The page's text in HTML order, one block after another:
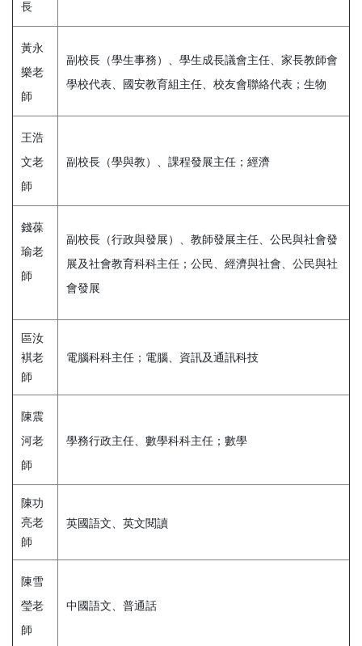
長
黃永
樂老
師
副校長（學生事務）、學生成長議會主任、家長教師會
學校代表、國安教育組主任、校友會聯絡代表；生物
王浩
文老
師
副校長（學與教）、課程發展主任；經濟
錢葆
瑜老
師
副校長（行政與發展）、教師發展主任、公民與社會發
展及社會教育科科主任；公民、經濟與社會、公民與社
會發展
區汝
褀老
師
電腦科科主任；電腦、資訊及通訊科技
陳震
河老
師
學務行政主任、數學科科主任；數學
陳功
亮老
師
英國語文、英文閱讀
陳雪
瑩老
師
中國語文、普通話